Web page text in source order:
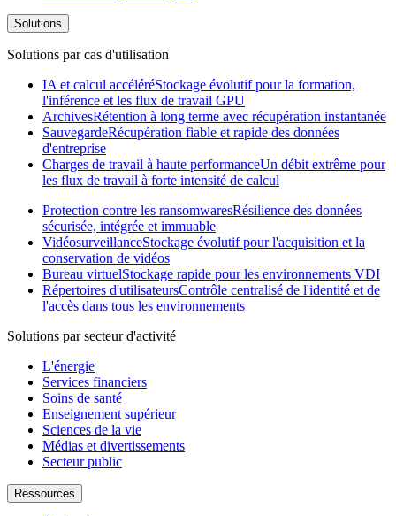
Solutions
Solutions par cas d'utilisation
IA et calcul accéléréStockage évolutif pour la formation,
l'inférence et les flux de travail GPU
ArchivesRétention à long terme avec récupération instantanée
SauvegardeRécupération fiable et rapide des données
d'entreprise
Charges de travail à haute performanceUn débit extrême pour
les flux de travail à forte intensité de calcul
Protection contre les ransomwaresRésilience des données
sécurisée, intégrée et immuable
VidéosurveillanceStockage évolutif pour l'acquisition et la
conservation de vidéos
Bureau virtuelStockage rapide pour les environnements VDI
Répertoires d'utilisateursContrôle centralisé de l'identité et de
l'accès dans tous les environnements
Solutions par secteur d'activité
L'énergie
Services financiers
Soins de santé
Enseignement supérieur
Sciences de la vie
Médias et divertissements
Secteur public
Ressources